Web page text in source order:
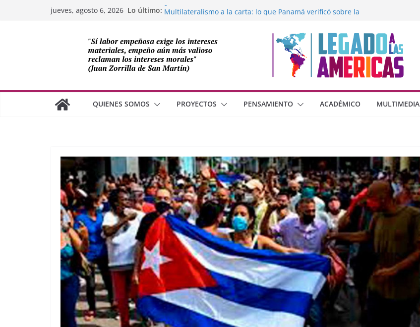
jueves, agosto 6, 2026 Lo último: ¿Dos economías o dos dimensiones humanas?
Compromiso de Legado a las Américas con la libertad de
Cuba
Los avances de México frente al crimen organizado y la
cooperación soberana con Estados Unidos
QUIENES SOMOS PROYECTOS PENSAMIENTO ACADÉMICO MULTIMEDIA